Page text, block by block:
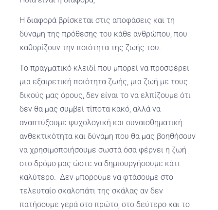
Η διαφορά βρίσκεται στις αποφάσεις και τη
δύναμη της πρόθεσης του κάθε ανθρώπου, που
καθορίζουν την ποιότητα της ζωής του.
Το πραγματικό κλειδί που μπορεί να προσφέρει
μια εξαιρετική ποιότητα ζωής, μια ζωή με τους
δικούς μας όρους, δεν είναι το να ελπίζουμε ότι
δεν θα μας συμβεί τίποτα κακό, αλλά να
αναπτύξουμε ψυχολογική και συναισθηματική
ανθεκτικότητα και δύναμη που θα μας βοηθήσουν
να χρησιμοποιήσουμε σωστά όσα φέρνει η ζωή
στο δρόμο μας ώστε να δημιουργήσουμε κάτι
καλύτερο. Δεν μπορούμε να φτάσουμε στο
τελευταίο σκαλοπάτι της σκάλας αν δεν
πατήσουμε γερά στο πρώτο, στο δεύτερο και το